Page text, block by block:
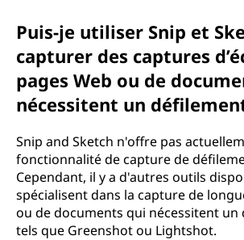
Puis-je utiliser Snip et
capturer des captures
pages Web ou de
nécessitent un
Snip and Sketch n'offre pas
fonctionnalité de capture de
Cependant, il y a d'autres outils
spécialisent dans la capture de
ou de documents qui nécessitent un
tels que Greenshot ou Lightshot.